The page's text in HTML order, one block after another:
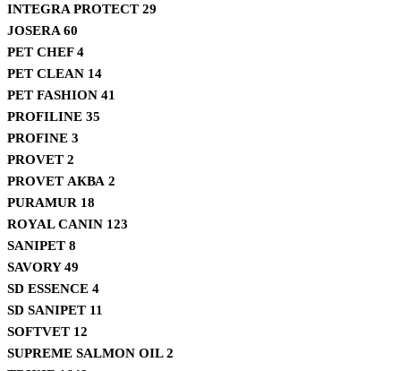
INTEGRA PROTECT 29
JOSERA 60
PET CHEF4
PET CLEAN 14
PET FASHION 41
PROFILINE 35
PROFINE 3
PROVET 2
PROVET АКВА 2
PURAMUR 18
ROYAL CANIN 123
SANIPET 8
SAVORY49
SD ESSENCE 4
SD SANIPET 11
SOFTVET 12
SUPREME SALMON OIL2